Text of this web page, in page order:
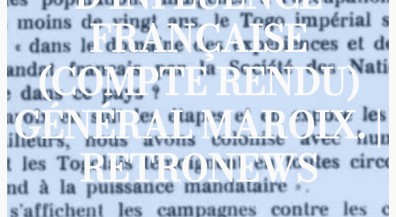
FRANÇAISE
(COMPTE RENDU)
GÉNÉRAL MAROIX. |
RETRONEWS